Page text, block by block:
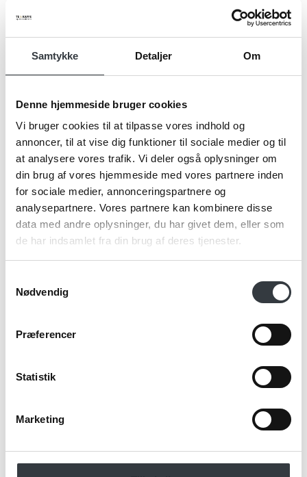
Samtykke Detaljer Om
Denne hjemmeside bruger cookies
Vi bruger cookies til at tilpasse vores indhold og
annoncer, til at vise dig funktioner til sociale medier og til
at analysere vores trafik. Vi deler også oplysninger om
din brug af vores hjemmeside med vores partnere inden
for sociale medier, annonceringspartnere og
analysepartnere. Vores partnere kan kombinere disse
data med andre oplysninger, du har givet dem, eller som
de har indsamlet fra din brug af deres tjenester.
Nødvendig
Præferencer
Statistik
Marketing
Navn*
Firma*
Telefonnr.*
Email*
specialistens
*Obligatorisk